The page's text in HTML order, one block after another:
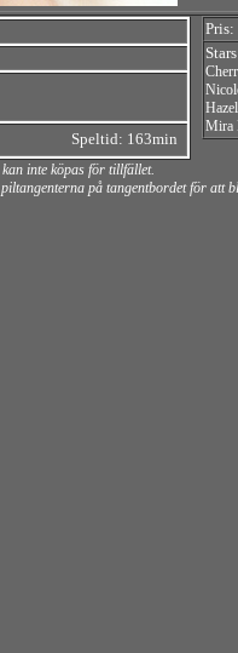
Speltid: 163min
Mira
kan inte köpas för tillfället.
på tangentbordet för att